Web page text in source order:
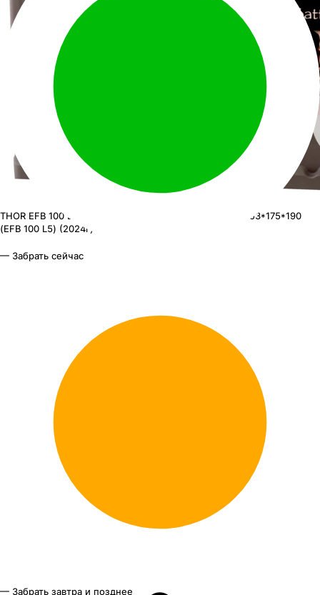
THOR EFB 100 L5
АКБ THOR EFB 6ст-100 (о.п.) 950А 353*175*190
(EFB 100 L5) (2024г)
— Забрать сейчас
— Забрать завтра и позднее